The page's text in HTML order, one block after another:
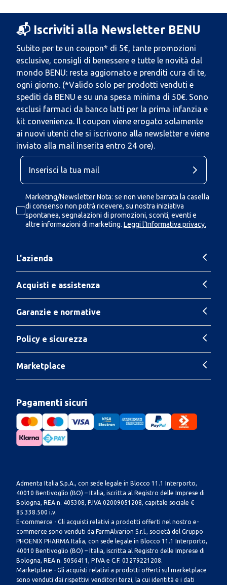
📬 Iscriviti alla Newsletter BENU
Subito per te un coupon* di 5€, tante promozioni
esclusive, consigli di benessere e tutte le novità dal
mondo BENU: resta aggiornato e prenditi cura di te,
ogni giorno. (*Valido solo per prodotti venduti e
spediti da BENU e su una spesa minima di 50€. Sono
esclusi farmaci da banco latti per la prima infanzia e
kit convenienza. Il coupon viene erogato solamente
ai nuovi utenti che si iscrivono alla newsletter e viene
inviato alla mail inserita entro 24 ore).
Marketing/Newsletter Nota: se non viene barrata la casella
di consenso non potrà ricevere, su nostra iniziativa
spontanea, segnalazioni di promozioni, sconti, eventi e
altre informazioni di marketing. Leggi l'Informativa privacy.
L'azienda
Acquisti e assistenza
Garanzie e normative
Policy e sicurezza
Marketplace
Pagamenti sicuri
Admenta Italia S.p.A., con sede legale in Blocco 11.1 Interporto,
40010 Bentivoglio (BO) – Italia, iscritta al Registro delle Imprese di
Bologna, REA n. 405308, P.IVA 02009051208, capitale sociale €
85.338.500 i.v.
E-commerce - Gli acquisti relativi a prodotti offerti nel nostro e-
commerce sono venduti da FarmAlvarion S.r.l., società del Gruppo
PHOENIX PHARMA Italia, con sede legale in Blocco 11.1 Interporto,
40010 Bentivoglio (BO) – Italia, iscritta al Registro delle Imprese di
Bologna, REA n. 5056411, P.IVA e C.F. 03279221208.
Marketplace - Gli acquisti relativi a prodotti offerti sul marketplace
sono venduti dai rispettivi venditori terzi, la cui identità e i dati